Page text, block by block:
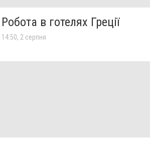
Робота в готелях Греції
14:50, 2 серпня